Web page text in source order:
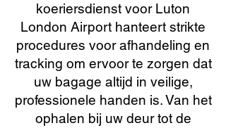
koeriersdienst voor Luton
London Airport hanteert strikte
procedures voor afhandeling en
tracking om ervoor te zorgen dat
uw bagage altijd in veilige,
professionele handen is. Van het
ophalen bij uw deur tot de